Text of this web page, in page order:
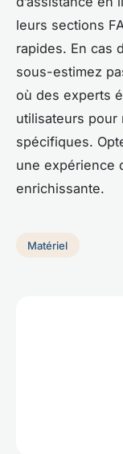
leurs sections
rapides. En cas
sous-estimez
où des experts
utilisateurs pour
spécifiques.
une expérience
enrichissante.
Matériel